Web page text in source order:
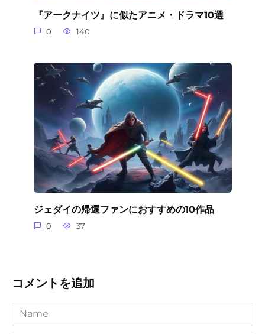
『アークナイツ』に似たアニメ・ドラマ10選
0 140
ジェダイの帰還ファンにおすすめの10作品
0 37
コメントを追加
Name